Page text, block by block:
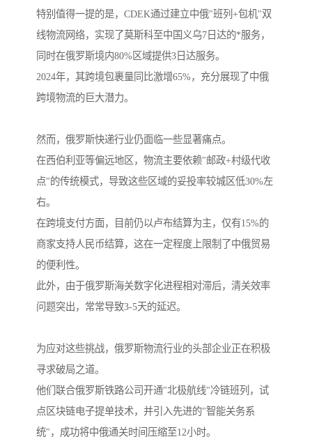
特别值得一提的是，CDEK通过建立中俄"班列+包机"双
线物流网络，实现了莫斯科至中国义乌7日达的*服务，
同时在俄罗斯境内80%区域提供3日达服务。
2024年，其跨境包裹量同比激增65%，充分展现了中俄
跨境物流的巨大潜力。
然而，俄罗斯快递行业仍面临一些显著痛点。
在西伯利亚等偏远地区，物流主要依赖"邮政+村级代收
点"的传统模式，导致这些区域的妥投率较城区低30%左
右。
在跨境支付方面，目前仍以卢布结算为主，仅有15%的
商家支持人民币结算，这在一定程度上限制了中俄贸易
的便利性。
此外，由于俄罗斯海关数字化进程相对滞后，清关效率
问题突出，常常导致3-5天的延迟。
为应对这些挑战，俄罗斯物流行业的头部企业正在积极
寻求破局之道。
他们联合俄罗斯铁路公司开通"北极航线"冷链班列，试
点区块链电子提单技术，并引入先进的"智能关务系
统"，成功将中俄通关时间压缩至12小时。